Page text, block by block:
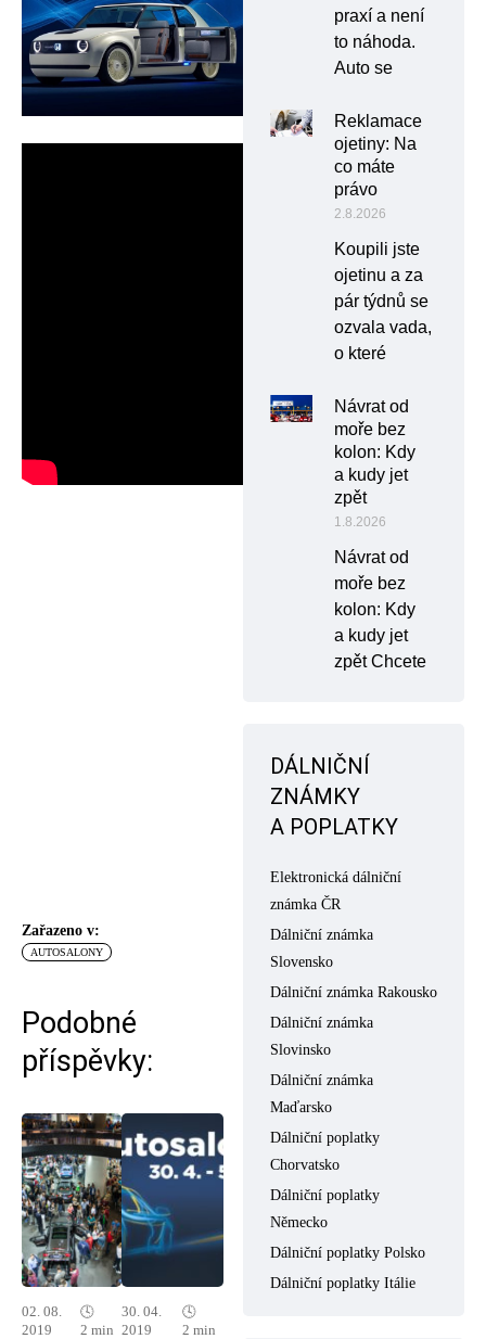
Zařazeno v:
AUTOSALONY
Podobné
příspěvky:
02. 08.
2019
🕓
2 min
30. 04.
2019
🕓
2 min
praxí a není
to náhoda.
Auto se
Reklamace
ojetiny: Na
co máte
právo
2.8.2026
Koupili jste
ojetinu a za
pár týdnů se
ozvala vada,
o které
Návrat od
moře bez
kolon: Kdy
a kudy jet
zpět
1.8.2026
Návrat od
moře bez
kolon: Kdy
a kudy jet
zpět Chcete
DÁLNIČNÍ
ZNÁMKY
A POPLATKY
Elektronická dálniční
známka ČR
Dálniční známka
Slovensko
Dálniční známka Rakousko
Dálniční známka
Slovinsko
Dálniční známka
Maďarsko
Dálniční poplatky
Chorvatsko
Dálniční poplatky
Německo
Dálniční poplatky Polsko
Dálniční poplatky Itálie